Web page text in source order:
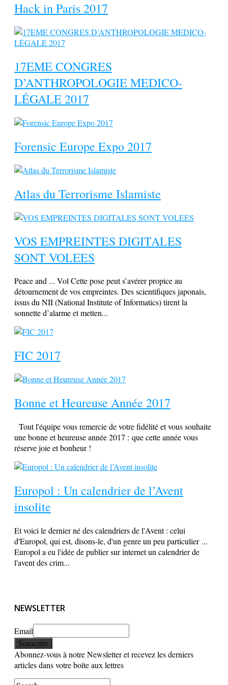
Hack in Paris 2017
17EME CONGRES
D’ANTHROPOLOGIE MEDICO-
LÉGALE 2017
Forensic Europe Expo 2017
Atlas du Terrorisme Islamiste
VOS EMPREINTES DIGITALES
SONT VOLEES
Peace and ... Vol Cette pose peut s’avérer propice au
détournement de vos empreintes. Des scientifiques japonais,
issus du NII (National Institute of Informatics) tirent la
sonnette d’alarme et metten...
FIC 2017
Bonne et Heureuse Année 2017
Tout l'équipe vous remercie de votre fidélité et vous souhaite
une bonne et heureuse année 2017 : que cette année vous
réserve joie et bonheur !
Europol : Un calendrier de l’Avent
insolite
Et voici le dernier né des calendriers de l'Avent : celui
d'Europol, qui est, disons-le, d'un genre un peu particulier ...
Europol a eu l'idée de publier sur internet un calendrier de
l'avent des crim...
NEWSLETTER
Email
Abonnez-vous à notre Newsletter et recevez les derniers
articles dans votre boîte aux lettres